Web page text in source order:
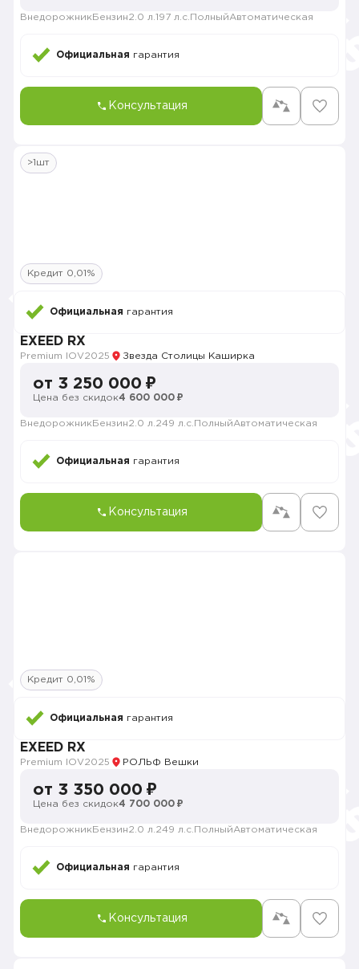
Внедорожник Бензин2.0 л. 197 л.с. ПолныйАвтоматическая
Официальная гарантия
Консультация
>1шт
Кредит 0,01%
Официальная гарантия
EXEED RX
Premium IOV2025 Звезда Столицы Каширка
от 3 250 000 ₽
Цена без скидок4 600 000 ₽
Внедорожник Бензин2.0 л. 249 л.с. ПолныйАвтоматическая
Официальная гарантия
Консультация
Кредит 0,01%
Официальная гарантия
EXEED RX
Premium IOV2025 РОЛЬФ Вешки
от 3 350 000 ₽
Цена без скидок4 700 000 ₽
Внедорожник Бензин2.0 л. 249 л.с. ПолныйАвтоматическая
Официальная гарантия
Консультация